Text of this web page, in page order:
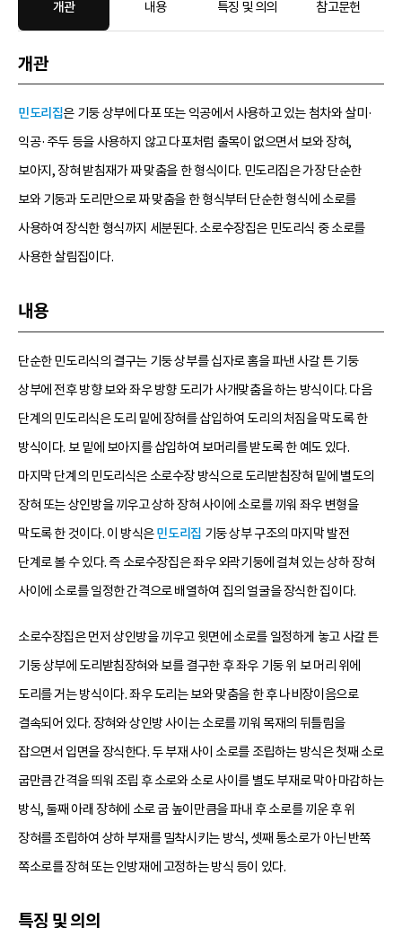
개관 내용 특징 및 의의 참고문헌
개관
민도리집은 기둥 상부에 다포 또는 익공에서 사용하고 있는 첨차와 살미·
익공·주두 등을 사용하지 않고 다포처럼 출목이 없으면서 보와 장혀,
보아지, 장혀 받침재가 짜 맞춤을 한 형식이다. 민도리집은 가장 단순한
보와 기둥과 도리만으로 짜 맞춤을 한 형식부터 단순한 형식에 소로를
사용하여 장식한 형식까지 세분된다. 소로수장집은 민도리식 중 소로를
사용한 살림집이다.
내용
단순한 민도리식의 결구는 기둥 상부를 십자로 홈을 파낸 사갈 튼 기둥
상부에 전후 방향 보와 좌우 방향 도리가 사개맞춤을 하는 방식이다. 다음
단계의 민도리식은 도리 밑에 장혀를 삽입하여 도리의 처짐을 막도록 한
방식이다. 보 밑에 보아지를 삽입하여 보머리를 받도록 한 예도 있다.
마지막 단계의 민도리식은 소로수장 방식으로 도리받침장혀 밑에 별도의
장혀 또는 상인방을 끼우고 상하 장혀 사이에 소로를 끼워 좌우 변형을
막도록 한 것이다. 이 방식은민도리집 기둥 상부 구조의 마지막 발전
단계로 볼 수 있다. 즉 소로수장집은 좌우 외곽기둥에 걸쳐 있는 상하 장혀
사이에 소로를 일정한 간격으로 배열하여 집의 얼굴을 장식한 집이다.
소로수장집은 먼저 상인방을 끼우고 윗면에 소로를 일정하게 놓고 사갈 튼
기둥 상부에 도리받침장혀와 보를 결구한 후 좌우 기둥 위 보 머리 위에
도리를 거는 방식이다. 좌우 도리는 보와 맞춤을 한 후 나비장이음으로
결속되어 있다. 장혀와 상인방 사이는 소로를 끼워 목재의 뒤틀림을
잡으면서 입면을 장식한다. 두 부재 사이 소로를 조립하는 방식은 첫째 소로
굽만큼 간격을 띄워 조립 후 소로와 소로 사이를 별도 부재로 막아 마감하는
방식, 둘째 아래 장혀에 소로 굽 높이만큼을 파내 후 소로를 끼운 후 위
장혀를 조립하여 상하 부재를 밀착시키는 방식, 셋째 통소로가 아닌 반쪽
쪽소로를 장혀 또는 인방재에 고정하는 방식 등이 있다.
특징 및 의의